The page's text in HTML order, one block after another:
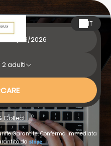
IT
2adulti
Collect
Garantite, Conferma Immediata
da